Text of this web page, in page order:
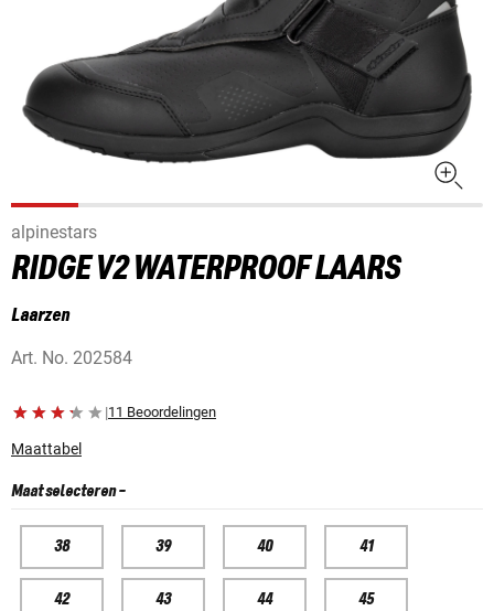
alpinestars
RIDGE V2 WATERPROOF LAARS
Laarzen
Art. No. 202584
|11 Beoordelingen
Maattabel
Maat selecteren-
38 39 40 41
42 43 44 45